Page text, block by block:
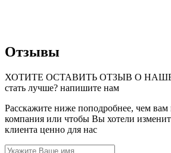
Отзывы
ХОТИТЕ ОСТАВИТЬ ОТЗЫВ О НАШЕЙ
стать лучше? напишите нам
Расскажите ниже поподробнее, чем вам
компания или чтобы Вы хотели
клиента ценно для нас